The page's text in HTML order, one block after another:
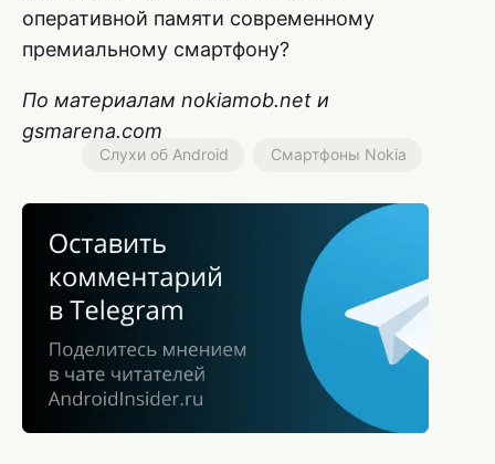
оперативной памяти современному
премиальному смартфону?
По материалам nokiamob.net и
gsmarena.com
Слухи об Android Смартфоны Nokia